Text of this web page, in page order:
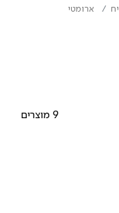
ארומטי
9 מוצרים